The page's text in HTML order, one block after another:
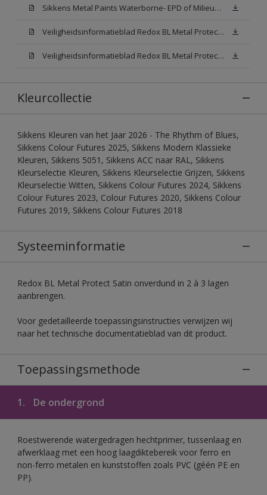
Sikkens Metal Paints Waterborne- EPD of Milieuproductverklaring
Veiligheidsinformatieblad Redox BL Metal Protect Satin N00 (MSDS)
Veiligheidsinformatieblad Redox BL Metal Protect Satin White W05 (MSDS)
Kleurcollectie
Sikkens Kleuren van het Jaar 2026 - The Rhythm of Blues,
Sikkens Colour Futures 2025, Sikkens Modern Klassieke
Kleuren, Sikkens 5051, Sikkens ACC naar RAL, Sikkens
Kleurselectie Kleuren, Sikkens Kleurselectie Grijzen, Sikkens
Kleurselectie Witten, Sikkens Colour Futures 2024, Sikkens
Colour Futures 2023, Colour Futures 2020, Sikkens Colour
Futures 2019, Sikkens Colour Futures 2018
Systeeminformatie
Redox BL Metal Protect Satin onverdund in 2 à 3 lagen
aanbrengen.
Voor gedetailleerde toepassingsinstructies verwijzen wij
naar het technische documentatieblad van dit product.
Toepassingsmethode
1. De ondergrond
Roestwerende watergedragen hechtprimer, tussenlaag en
afwerklaag met een hoog laagdiktebereik voor ferro en
non-ferro metalen en kunststoffen zoals PVC (géén PE en
PP).